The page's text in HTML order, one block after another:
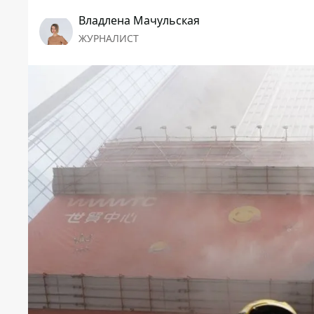
Владлена Мачульская
ЖУРНАЛИСТ